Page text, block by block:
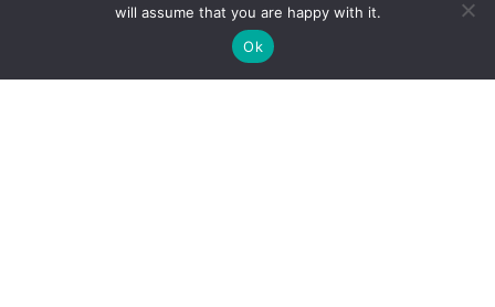
will assume that you are happy with it.
Ok